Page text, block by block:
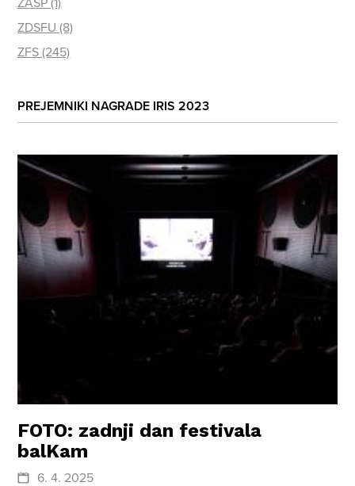
ZASP (1)
ZDSFU (8)
ZFS (245)
PREJEMNIKI NAGRADE IRIS 2023
FOTO: zadnji dan festivala
balKam
6. 4. 2025